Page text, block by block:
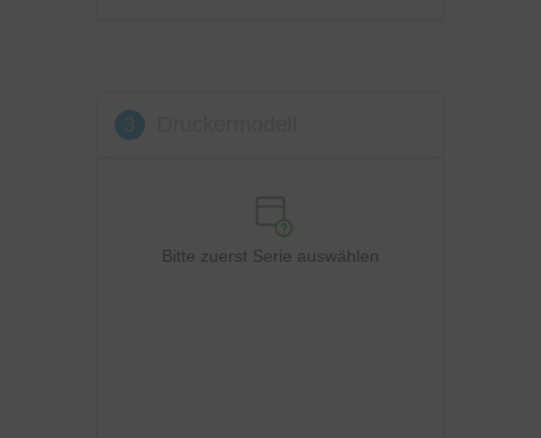
Bitte zuerst Serie auswählen